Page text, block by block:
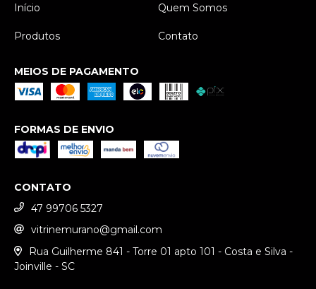
Início
Quem Somos
Produtos Contato
MEIOS DE PAGAMENTO
FORMAS DE ENVIO
CONTATO
47 99706 5327
vitrinemurano@gmail.com
Rua Guilherme 841 - Torre 01 apto 101 - Costa e Silva -
Joinville - SC